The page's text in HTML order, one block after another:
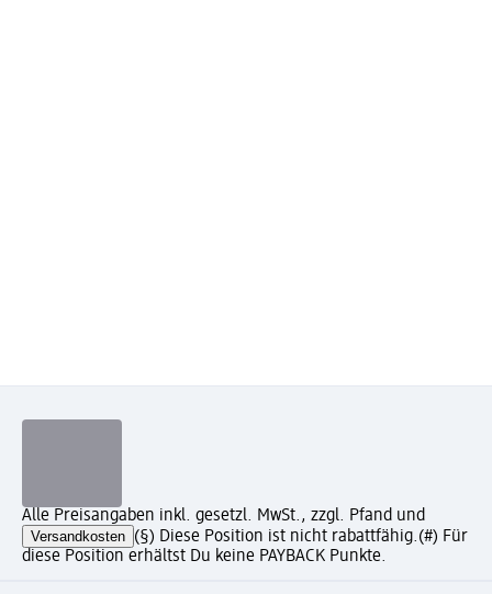
Alle Preisangaben inkl. gesetzl. MwSt., zzgl. Pfand und
Versandkosten (§) Diese Position ist nicht rabattfähig.(#) Für
diese Position erhältst Du keine PAYBACK Punkte.